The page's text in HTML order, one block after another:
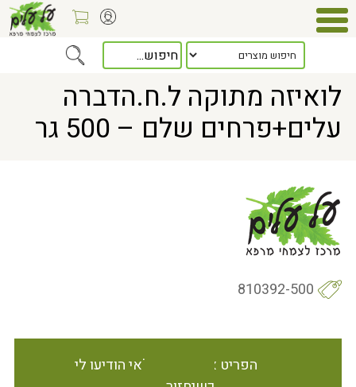
> לואיזה מתוקה ל.ח.הדברה עלים+פרחים שלם – 500 גר
לואיזה מתוקה ל.ח.הדברה
עלים+פרחים שלם – 500 גר
810392-500
הפריט אינו זמין במלאי הודיעו לי